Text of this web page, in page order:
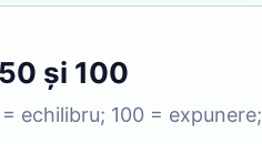
și 100
echilibru; 100 = expunere;